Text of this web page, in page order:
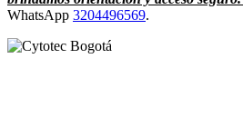
WhatsApp 3204496569.